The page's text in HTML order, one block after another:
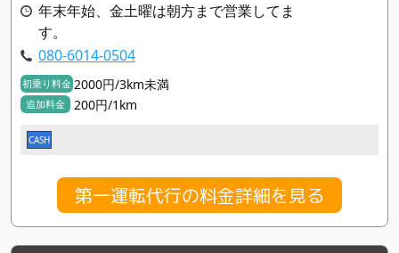
年末年始、金土曜は朝方まで営業してま
す。
080-6014-0504
初乗り料金 2000円/3km未満
追加料金 200円/1km
CASH
第一運転代行の料金詳細を見る